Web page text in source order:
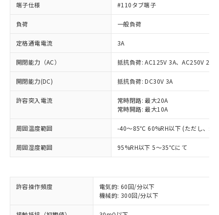
端子仕様 #110タブ端子
負荷 一般負荷
定格通電電流 3A
開閉能力（AC） 抵抗負荷: AC125V 3A、AC250V 2A
開閉能力(DC) 抵抗負荷: DC30V 3A
許容突入電流
常時閉路: 最大20A
常時開路: 最大10A
周囲温度範囲 -40～85℃ 60%RH以下 (ただし、氷
周囲湿度範囲 95%RH以下 5～35℃にて
許容操作頻度
電気的: 60回/分以下
機械的: 300回/分以下
対応済み：EU RoHS指令（10物質）の
非含有に対応した製品が提供可能な商品で
す。